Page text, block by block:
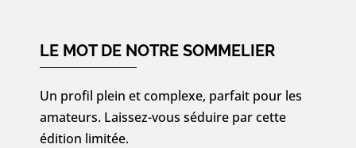
Collection
Amber
Meadow
Single
Malt
LE MOT DE NOTRE SOMMELIER
Un profil plein et complexe, parfait pour les
amateurs. Laissez-vous séduire par cette
édition limitée.